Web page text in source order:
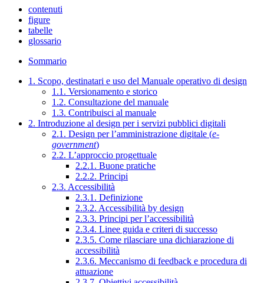
contenuti
figure
tabelle
glossario
Sommario
1. Scopo, destinatari e uso del Manuale operativo di design
1.1. Versionamento e storico
1.2. Consultazione del manuale
1.3. Contribuisci al manuale
2. Introduzione al design per i servizi pubblici digitali
2.1. Design per l’amministrazione digitale (e-
government)
2.2. L’approccio progettuale
2.2.1. Buone pratiche
2.2.2. Principi
2.3. Accessibilità
2.3.1. Definizione
2.3.2. Accessibilità by design
2.3.3. Principi per l’accessibilità
2.3.4. Linee guida e criteri di successo
2.3.5. Come rilasciare una dichiarazione di
accessibilità
2.3.6. Meccanismo di feedback e procedura di
attuazione